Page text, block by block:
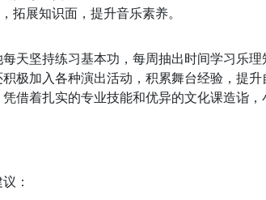
拓展知识面，提升音乐素养。
天坚持练习基本功，每周抽出时间学习乐理
极加入各种演出活动，积累舞台经验，提升
借着扎实的专业技能和优异的文化课造诣，
：